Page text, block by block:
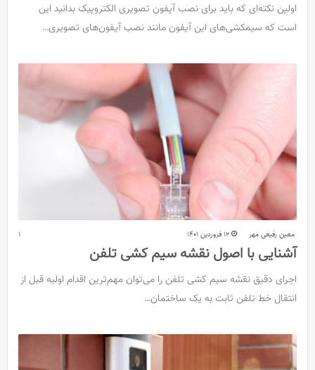
اولین نکته‌ای که باید برای نصب آیفون تصویری الکتروپیک بدانید این
است که سیمکشی‌های این آیفون مانند نصب آیفون‌های تصویری…
معین رفیعی مهر 12 فروردین 1401 1
آشنایی با اصول نقشه سیم کشی تلفن
اجرای دقیق نقشه سیم کشی تلفن را می‌توان مهم‌ترین اقدام اولیه قبل از
انتقال خط تلفن ثابت به یک ساختمان…